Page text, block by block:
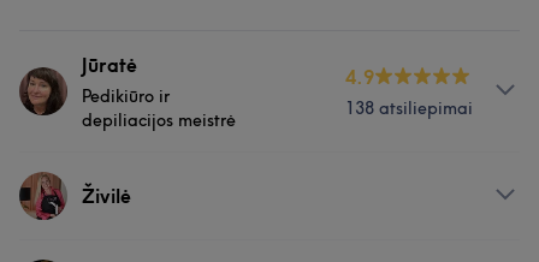
Jūratė
Pedikiūro ir
depiliacijos meistrė
4.9
138 atsiliepimai
Apie
Daug metų dirbu su Lycon vašku. Superinis rezultatas
Živilė